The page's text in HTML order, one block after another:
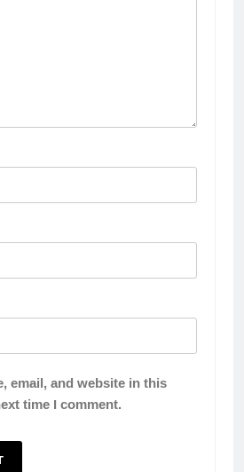
email, and website in this
time I comment.